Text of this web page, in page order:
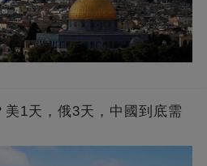
1天，俄3天，中國到底需